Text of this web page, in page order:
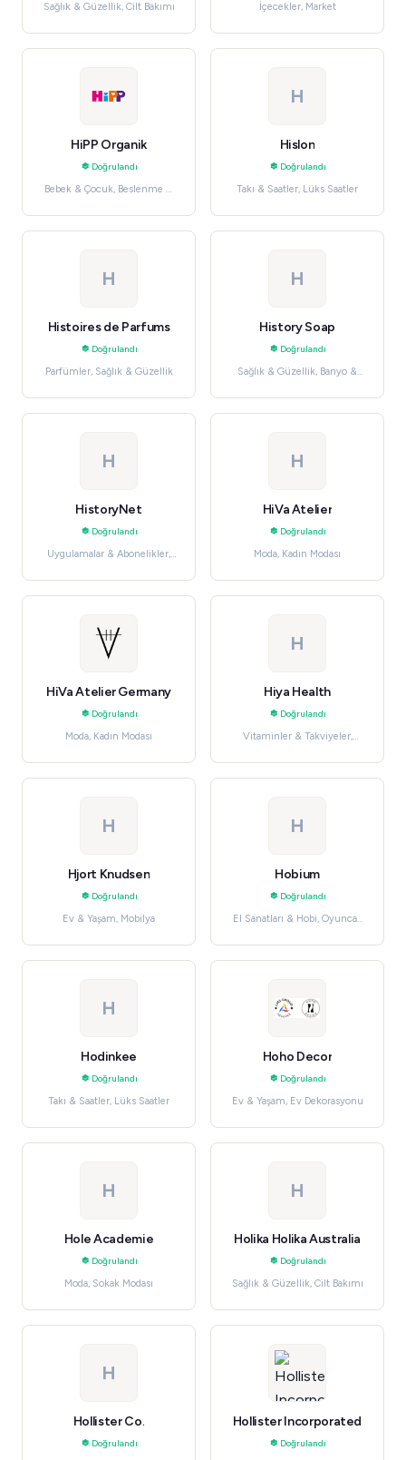
Sağlık & Güzellik, Cilt Bakımı
İçecekler, Market
HiPP Organik
Doğrulandı
Bebek & Çocuk, Beslenme &
H
Hislon
Doğrulandı
Takı & Saatler, Lüks Saatler
H
Histoires de Parfums
Doğrulandı
Parfümler, Sağlık & Güzellik
H
History Soap
Doğrulandı
Sağlık & Güzellik, Banyo &
H
HistoryNet
Doğrulandı
Uygulamalar & Abonelikler,
H
HiVa Atelier
Doğrulandı
Moda, Kadın Modası
HiVa Atelier Germany
Doğrulandı
Moda, Kadın Modası
H
Hiya Health
Doğrulandı
Vitaminler & Takviyeler,
H
Hjort Knudsen
Doğrulandı
Ev & Yaşam, Mobilya
H
Hobium
Doğrulandı
El Sanatları & Hobi, Oyuncak
H
Hodinkee
Doğrulandı
Takı & Saatler, Lüks Saatler
Hoho Decor
Doğrulandı
Ev & Yaşam, Ev Dekorasyonu
H
Hole Academie
Doğrulandı
Moda, Sokak Modası
H
Holika Holika Australia
Doğrulandı
Sağlık & Güzellik, Cilt Bakımı
H
Hollister Co.
Doğrulandı
Hollister Incorporated
Doğrulandı